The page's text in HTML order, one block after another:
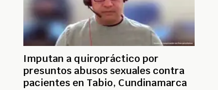
Imputan a quiropráctico por
presuntos abusos sexuales contra
pacientes en Tabio, Cundinamarca